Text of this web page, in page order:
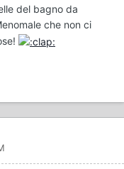
del bagno da
che non ci